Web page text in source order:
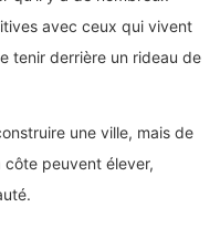
avec ceux qui vivent
tenir derrière un rideau de
une ville, mais de
côte peuvent élever,